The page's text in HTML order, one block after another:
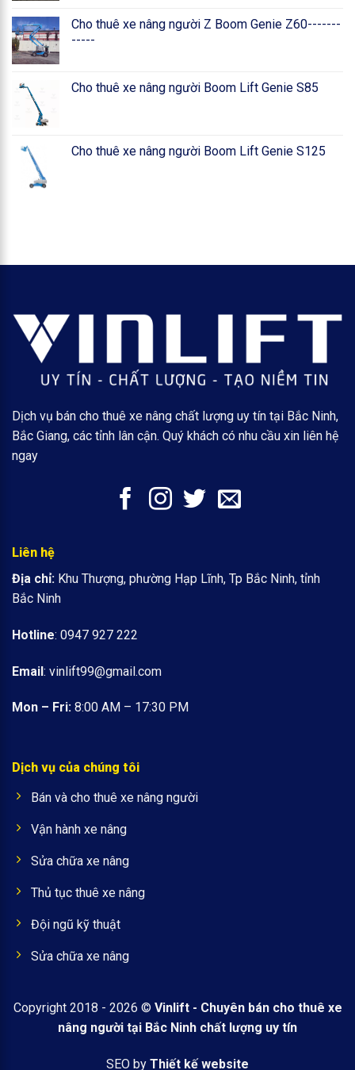
Cho thuê xe nâng người Z Boom Genie Z60-------
-----
Cho thuê xe nâng người Boom Lift Genie S85
Cho thuê xe nâng người Boom Lift Genie S125
Dịch vụ bán cho thuê xe nâng chất lượng uy tín tại Bắc Ninh,
Bắc Giang, các tỉnh lân cận. Quý khách có nhu cầu xin liên hệ
ngay
Liên hệ
Địa chỉ: Khu Thượng, phường Hạp Lĩnh, Tp Bắc Ninh, tỉnh
Bắc Ninh
Hotline: 0947 927 222
Email: vinlift99@gmail.com
Mon – Fri: 8:00 AM – 17:30 PM
Dịch vụ của chúng tôi
Bán và cho thuê xe nâng người
Vận hành xe nâng
Sửa chữa xe nâng
Thủ tục thuê xe nâng
Đội ngũ kỹ thuật
Sửa chữa xe nâng
Copyright 2018 - 2026 © Vinlift - Chuyên bán cho thuê xe
nâng người tại Bắc Ninh chất lượng uy tín
SEO by Thiết kế website